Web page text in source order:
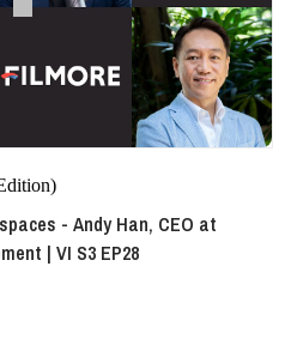
- Andy Han, CEO at
| VI S3 EP28